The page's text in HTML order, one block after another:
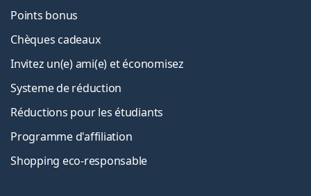
Points bonus
Chèques cadeaux
Invitez un(e) ami(e) et économisez
Systeme de réduction
Réductions pour les étudiants
Programme d'affiliation
Shopping eco-responsable